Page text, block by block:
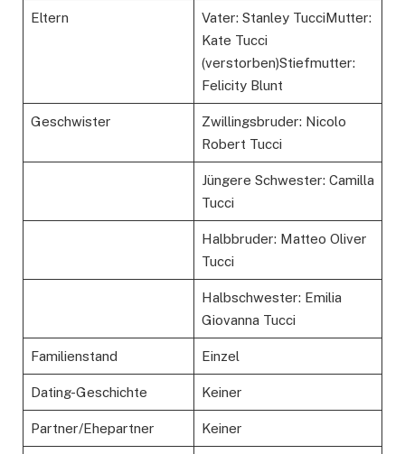
Eltern
Vater: Stanley TucciMutter:
Kate Tucci
(verstorben)Stiefmutter:
Felicity Blunt
Geschwister
Zwillingsbruder: Nicolo
Robert Tucci
Jüngere Schwester: Camilla
Tucci
Halbbruder: Matteo Oliver
Tucci
Halbschwester: Emilia
Giovanna Tucci
Familienstand Einzel
Dating-Geschichte Keiner
Partner/Ehepartner Keiner